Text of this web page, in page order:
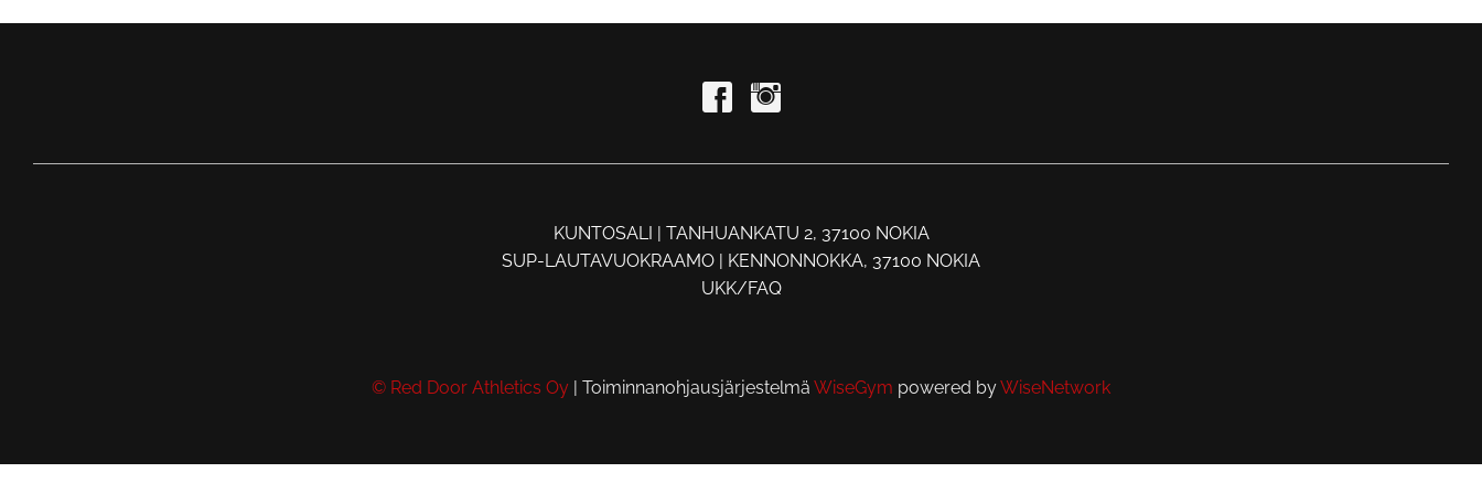
KUNTOSALI | TANHUANKATU 2, 37100 NOKIA
SUP-LAUTAVUOKRAAMO | KENNONNOKKA, 37100 NOKIA
UKK/FAQ
© Red Door Athletics Oy | Toiminnanohjausjärjestelmä WiseGym powered byWiseNetwork